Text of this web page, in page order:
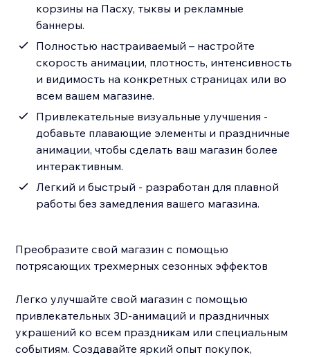
корзины на Пасху, тыквы и рекламные
баннеры.
Полностью настраиваемый – настройте
скорость анимации, плотность, интенсивность
и видимость на конкретных страницах или во
всем вашем магазине.
Привлекательные визуальные улучшения -
добавьте плавающие элементы и праздничные
анимации, чтобы сделать ваш магазин более
интерактивным.
Легкий и быстрый - разработан для плавной
работы без замедления вашего магазина.
Преобразите свой магазин с помощью
потрясающих трехмерных сезонных эффектов
Легко улучшайте свой магазин с помощью
привлекательных 3D-анимаций и праздничных
украшений ко всем праздникам или специальным
событиям. Создавайте яркий опыт покупок,